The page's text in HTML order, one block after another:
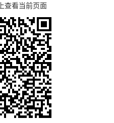
查看当前页面